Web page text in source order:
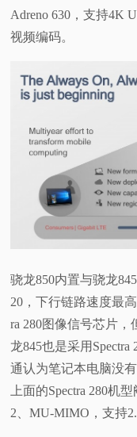
Adreno 630，支持4K
视频编码。
骁龙850内置与骁龙
20，下行链路速度最
ra 280图像信号芯片
龙845也是采用
通认为笔记本电脑没
上面的Spectra 280机
2、MU-MIMO，支持